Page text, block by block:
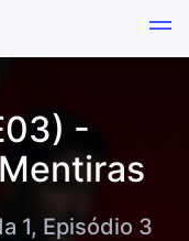
-
1, Episódio 3